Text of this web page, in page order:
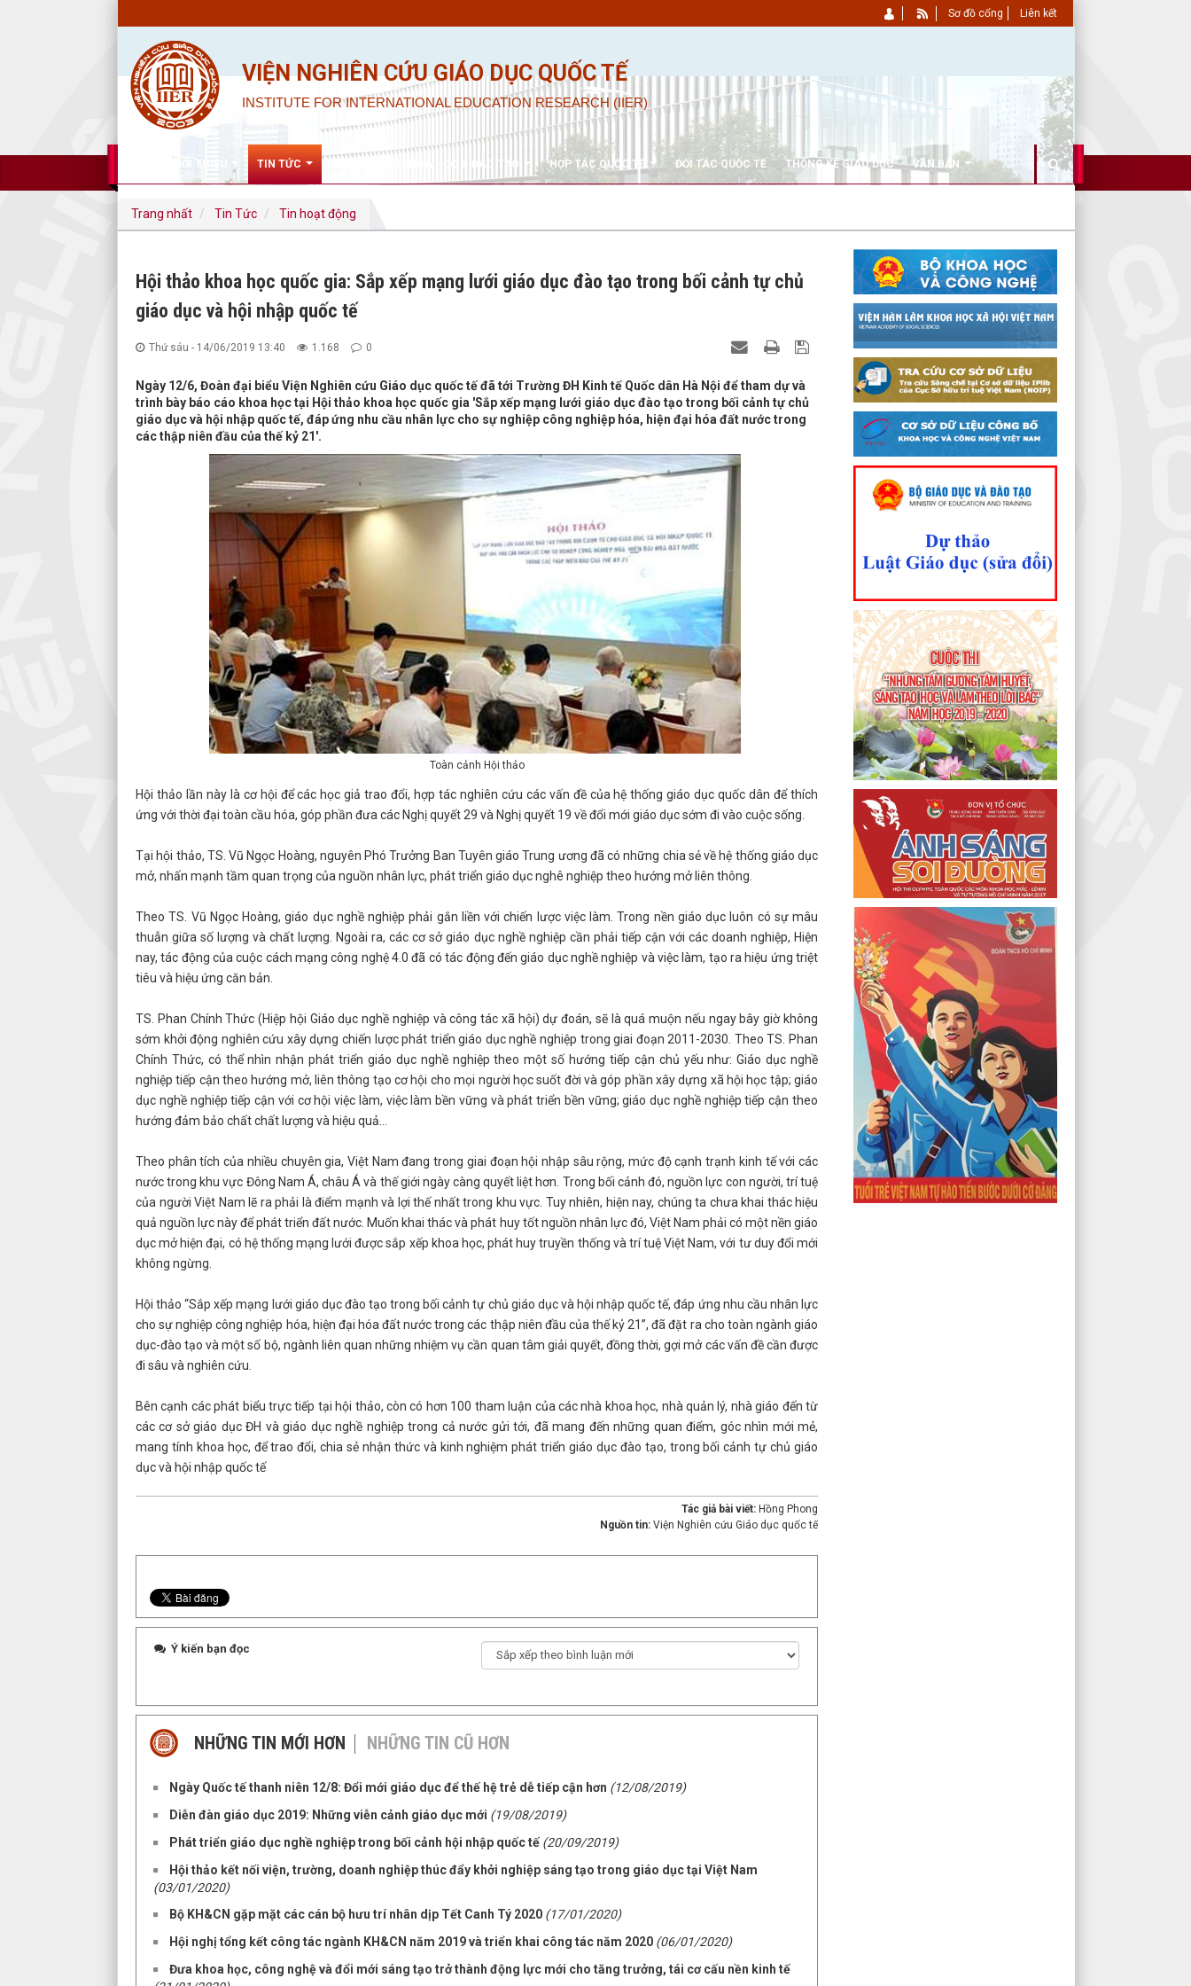
VIỆN NGHIÊN CỨU GIÁO DỤC QUỐC TẾ
INSTITUTE FOR INTERNATIONAL EDUCATION RESEARCH (IIER)
GIỚI THIỆU TIN TỨC NGHIÊN CỨU KHOA HỌC & ĐÀO TẠO HỢP TÁC QUỐC TẾ ĐỐI TÁC QUỐC TẾ THỐNG KÊ GIÁO DỤC VĂN BẢN
Sơ đồ cổng Liên kết
Trang nhất Tin Tức Tin hoạt động
Hội thảo khoa học quốc gia: Sắp xếp mạng lưới giáo dục đào tạo trong bối cảnh tự chủ
giáo dục và hội nhập quốc tế
Thứ sáu - 14/06/2019 13:40 1.168 0
Ngày 12/6, Đoàn đại biểu Viện Nghiên cứu Giáo dục quốc tế đã tới Trường ĐH Kinh tế Quốc dân Hà Nội để tham dự và
trình bày báo cáo khoa học tại Hội thảo khoa học quốc gia 'Sắp xếp mạng lưới giáo dục đào tạo trong bối cảnh tự chủ
giáo dục và hội nhập quốc tế, đáp ứng nhu cầu nhân lực cho sự nghiệp công nghiệp hóa, hiện đại hóa đất nước trong
các thập niên đầu của thế kỷ 21'.
Toàn cảnh Hội thảo
Hội thảo lần này là cơ hội để các học giả trao đổi, hợp tác nghiên cứu các vấn đề của hệ thống giáo dục quốc dân để thích
ứng với thời đại toàn cầu hóa, góp phần đưa các Nghị quyết 29 và Nghị quyết 19 về đổi mới giáo dục sớm đi vào cuộc sống.
Tại hội thảo, TS. Vũ Ngọc Hoàng, nguyên Phó Trưởng Ban Tuyên giáo Trung ương đã có những chia sẻ về hệ thống giáo dục
mở, nhấn mạnh tầm quan trọng của nguồn nhân lực, phát triển giáo dục nghê nghiệp theo hướng mở liên thông.
Theo TS. Vũ Ngọc Hoàng, giáo dục nghề nghiệp phải gắn liền với chiến lược việc làm. Trong nền giáo dục luôn có sự mâu
thuẫn giữa số lượng và chất lượng. Ngoài ra, các cơ sở giáo dục nghề nghiệp cần phải tiếp cận với các doanh nghiệp, Hiện
nay, tác động của cuộc cách mạng công nghệ 4.0 đã có tác động đến giáo dục nghề nghiệp và việc làm, tạo ra hiệu ứng triệt
tiêu và hiệu ứng căn bản.
TS. Phan Chính Thức (Hiệp hội Giáo dục nghề nghiệp và công tác xã hội) dự đoán, sẽ là quá muộn nếu ngay bây giờ không
sớm khởi động nghiên cứu xây dựng chiến lược phát triển giáo dục nghề nghiệp trong giai đoạn 2011-2030. Theo TS. Phan
Chính Thức, có thể nhìn nhận phát triển giáo dục nghề nghiệp theo một số hướng tiếp cận chủ yếu như: Giáo dục nghề
nghiệp tiếp cận theo hướng mở, liên thông tạo cơ hội cho mọi người học suốt đời và góp phần xây dựng xã hội học tập; giáo
dục nghề nghiệp tiếp cận với cơ hội việc làm, việc làm bền vững và phát triển bền vững; giáo dục nghề nghiệp tiếp cận theo
hướng đảm bảo chất chất lượng và hiệu quả…
Theo phân tích của nhiều chuyên gia, Việt Nam đang trong giai đoạn hội nhập sâu rộng, mức độ cạnh trạnh kinh tế với các
nước trong khu vực Đông Nam Á, châu Á và thế giới ngày càng quyết liệt hơn. Trong bối cảnh đó, nguồn lực con người, trí tuệ
của người Việt Nam lẽ ra phải là điểm mạnh và lợi thế nhất trong khu vực. Tuy nhiên, hiện nay, chúng ta chưa khai thác hiệu
quả nguồn lực này để phát triển đất nước. Muốn khai thác và phát huy tốt nguồn nhân lực đó, Việt Nam phải có một nền giáo
dục mở hiện đại, có hệ thống mạng lưới được sắp xếp khoa học, phát huy truyền thống và trí tuệ Việt Nam, với tư duy đổi mới
không ngừng.
Hội thảo “Sắp xếp mạng lưới giáo dục đào tạo trong bối cảnh tự chủ giáo dục và hội nhập quốc tế, đáp ứng nhu cầu nhân lực
cho sự nghiệp công nghiệp hóa, hiện đại hóa đất nước trong các thập niên đầu của thế kỷ 21”, đã đặt ra cho toàn ngành giáo
dục-đào tạo và một số bộ, ngành liên quan những nhiệm vụ cần quan tâm giải quyết, đồng thời, gợi mở các vấn đề cần được
đi sâu và nghiên cứu.
Bên cạnh các phát biểu trực tiếp tại hội thảo, còn có hơn 100 tham luận của các nhà khoa học, nhà quản lý, nhà giáo đến từ
các cơ sở giáo dục ĐH và giáo dục nghề nghiệp trong cả nước gửi tới, đã mang đến những quan điểm, góc nhìn mới mẻ,
mang tính khoa học, để trao đổi, chia sẻ nhận thức và kinh nghiệm phát triển giáo dục đào tạo, trong bối cảnh tự chủ giáo
dục và hội nhập quốc tế
Tác giả bài viết: Hồng Phong
Nguồn tin: Viện Nghiên cứu Giáo dục quốc tế
Ý kiến bạn đọc
NHỮNG TIN MỚI HƠN NHỮNG TIN CŨ HƠN
Ngày Quốc tế thanh niên 12/8: Đổi mới giáo dục để thế hệ trẻ dễ tiếp cận hơn (12/08/2019)
Diễn đàn giáo dục 2019: Những viễn cảnh giáo dục mới (19/08/2019)
Phát triển giáo dục nghề nghiệp trong bối cảnh hội nhập quốc tế (20/09/2019)
Hội thảo kết nối viện, trường, doanh nghiệp thúc đẩy khởi nghiệp sáng tạo trong giáo dục tại Việt Nam
(03/01/2020)
Bộ KH&CN gặp mặt các cán bộ hưu trí nhân dịp Tết Canh Tý 2020 (17/01/2020)
Hội nghị tổng kết công tác ngành KH&CN năm 2019 và triển khai công tác năm 2020 (06/01/2020)
Đưa khoa học, công nghệ và đổi mới sáng tạo trở thành động lực mới cho tăng trưởng, tái cơ cấu nền kinh tế